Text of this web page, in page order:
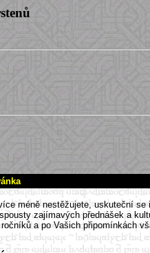
méně nestěžujete, uskuteční
zajímavých přednášek a
a po Vašich připomínkách